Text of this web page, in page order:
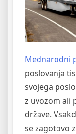
Mednarodni
poslovanja
svojega
z uvozom ali
države.
se zagotovo